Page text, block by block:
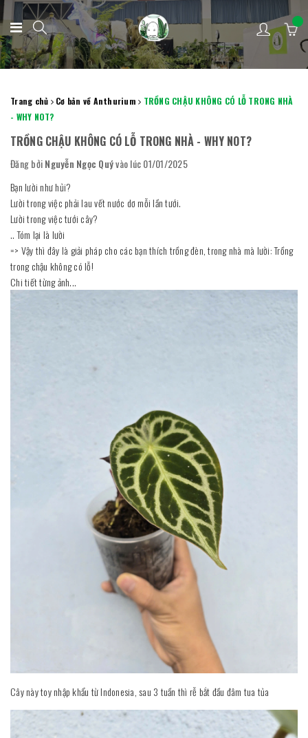
Trang chủ Cơ bản về Anthurium
TRỒNG CHẬU KHÔNG CÓ LỖ TRONG NHÀ
- WHY NOT?
TRỒNG CHẬU KHÔNG CÓ LỖ TRONG NHÀ - WHY NOT?
Đăng bởiNguyễn Ngọc Quývào lúc 01/01/2025
Bạn lười như hủi?
Lười trong việc phải lau vết nước dơ mỗi lần tưới.
Lười trong việc tưới cây?
.. Tóm lại là lười
=> Vậy thì đây là giải pháp cho các bạn thích trồng đèn, trong nhà mà lười: Trồng
trong chậu không có lỗ!
Chi tiết từng ảnh...
Cây này toy nhập khẩu từ Indonesia, sau 3 tuần thì rễ bắt đầu đâm tua tủa